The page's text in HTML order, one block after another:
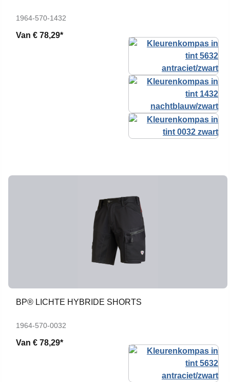
1964-570-1432
Van € 78,29*
BP® LICHTE HYBRIDE SHORTS
1964-570-0032
Van € 78,29*